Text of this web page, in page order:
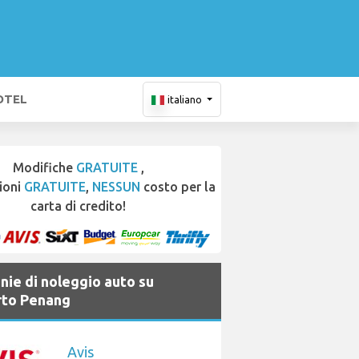
italiano
Modifiche GRATUITE,
GRATUITE, NESSUN costo per la
carta di credito!
di noleggio auto su
Penang
Avis